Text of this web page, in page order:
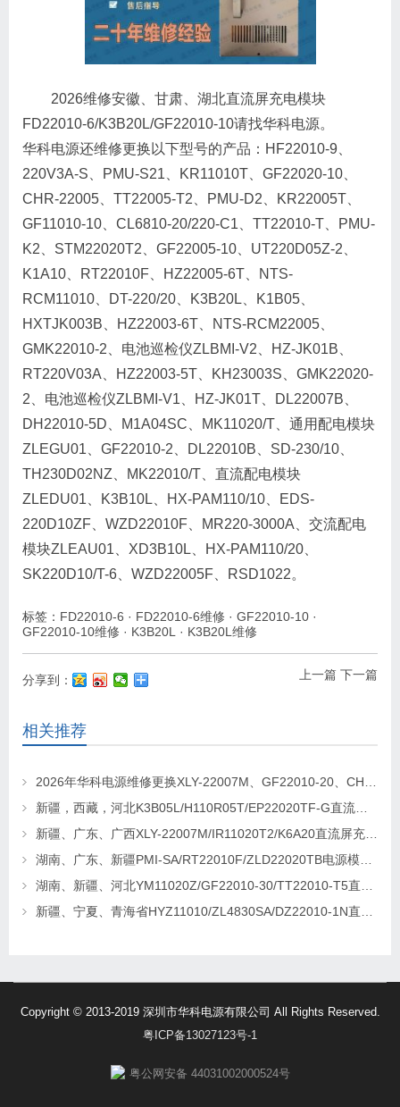
2026维修安徽、甘肃、湖北直流屏充电模块
FD22010-6/K3B20L/GF22010-10请找华科电源。
华科电源还维修更换以下型号的产品：HF22010-9、
220V3A-S、PMU-S21、KR11010T、GF22020-10、
CHR-22005、TT22005-T2、PMU-D2、KR22005T、
GF11010-10、CL6810-20/220-C1、TT22010-T、PMU-
K2、STM22020T2、GF22005-10、UT220D05Z-2、
K1A10、RT22010F、HZ22005-6T、NTS-
RCM11010、DT-220/20、K3B20L、K1B05、
HXTJK003B、HZ22003-6T、NTS-RCM22005、
GMK22010-2、电池巡检仪ZLBMI-V2、HZ-JK01B、
RT220V03A、HZ22003-5T、KH23003S、GMK22020-
2、电池巡检仪ZLBMI-V1、HZ-JK01T、DL22007B、
DH22010-5D、M1A04SC、MK11020/T、通用配电模块
ZLEGU01、GF22010-2、DL22010B、SD-230/10、
TH230D02NZ、MK22010/T、直流配电模块
ZLEDU01、K3B10L、HX-PAM110/10、EDS-
220D10ZF、WZD22010F、MR220-3000A、交流配电
模块ZLEAU01、XD3B10L、HX-PAM110/20、
SK220D10/T-6、WZD22005F、RSD1022。
标签： FD22010-6 · FD22010-6维修 · GF22010-10 ·
GF22010-10维修 · K3B20L · K3B20L维修
上一篇 下一篇
分享到：
相关推荐
2026年华科电源维修更换XLY-22007M、GF22010-20、CHR-22020直流屏充电模块
新疆，西藏，河北K3B05L/H110R05T/EP22020TF-G直流屏充电模块维修更换
新疆、广东、广西XLY-22007M/IR11020T2/K6A20直流屏充电模块维修更换
湖南、广东、新疆PMI-SA/RT22010F/ZLD22020TB电源模块维修更换
湖南、新疆、河北YM11020Z/GF22010-30/TT22010-T5直流屏充电模块维修更换
新疆、宁夏、青海省HYZ11010/ZL4830SA/DZ22010-1N直流屏充电模块维修更换
Copyright © 2013-2019 深圳市华科电源有限公司 All Rights Reserved.
粤ICP备13027123号-1
粤公网安备 44031002000524号